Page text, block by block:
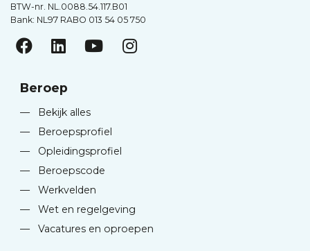
BTW-nr. NL.0088.54.117.B01
Bank: NL97 RABO 013 54 05 750
Beroep
—
Bekijk alles
—
Beroepsprofiel
—
Opleidingsprofiel
—
Beroepscode
—
Werkvelden
—
Wet en regelgeving
—
Vacatures en oproepen